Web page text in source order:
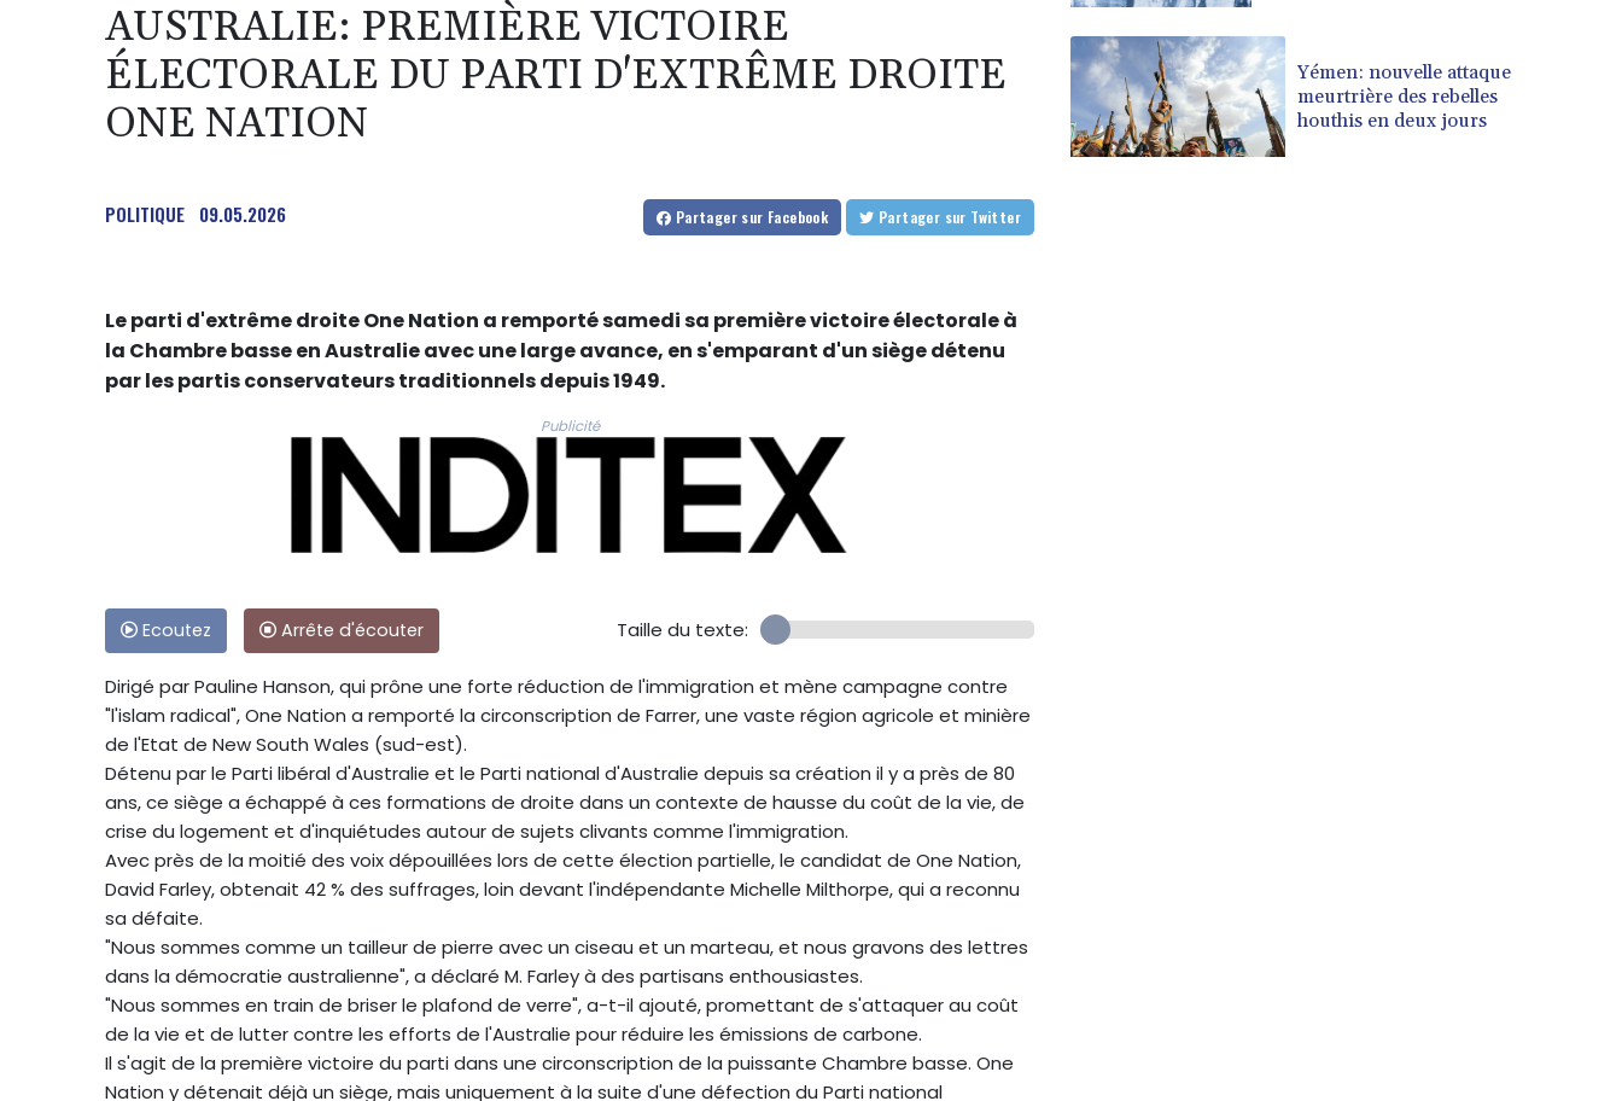
AUSTRALIE: PREMIÈRE VICTOIRE
ÉLECTORALE DU PARTI D'EXTRÊME DROITE
ONE NATION
POLITIQUE 09.05.2026 Partager sur Facebook Partager sur Twitter
Le parti d'extrême droite One Nation a remporté samedi sa première victoire électorale à
la Chambre basse en Australie avec une large avance, en s'emparant d'un siège détenu
par les partis conservateurs traditionnels depuis 1949.
Publicité
Ecoutez Arrête d'écouter Taille du texte:
Dirigé par Pauline Hanson, qui prône une forte réduction de l'immigration et mène campagne contre
"l'islam radical", One Nation a remporté la circonscription de Farrer, une vaste région agricole et minière
de l'Etat de New South Wales (sud-est).
Détenu par le Parti libéral d'Australie et le Parti national d'Australie depuis sa création il y a près de 80
ans, ce siège a échappé à ces formations de droite dans un contexte de hausse du coût de la vie, de
crise du logement et d'inquiétudes autour de sujets clivants comme l'immigration.
Avec près de la moitié des voix dépouillées lors de cette élection partielle, le candidat de One Nation,
David Farley, obtenait 42 % des suffrages, loin devant l'indépendante Michelle Milthorpe, qui a reconnu
sa défaite.
"Nous sommes comme un tailleur de pierre avec un ciseau et un marteau, et nous gravons des lettres
dans la démocratie australienne", a déclaré M. Farley à des partisans enthousiastes.
"Nous sommes en train de briser le plafond de verre", a-t-il ajouté, promettant de s'attaquer au coût
de la vie et de lutter contre les efforts de l'Australie pour réduire les émissions de carbone.
Il s'agit de la première victoire du parti dans une circonscription de la puissante Chambre basse. One
Nation y détenait déjà un siège, mais uniquement à la suite d'une défection du Parti national
Yémen: nouvelle attaque
meurtrière des rebelles
houthis en deux jours